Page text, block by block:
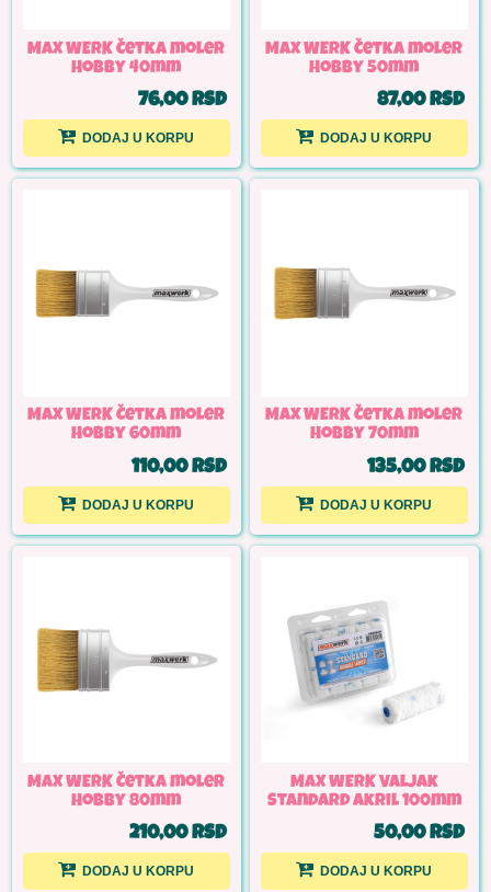
MAX WERK Četka moler
Hobby 40mm
76,00 RSD
DODAJ U KORPU
MAX WERK Četka moler
Hobby 50mm
87,00 RSD
DODAJ U KORPU
MAX WERK Četka moler
Hobby 60mm
110,00 RSD
DODAJ U KORPU
MAX WERK Četka moler
Hobby 70mm
135,00 RSD
DODAJ U KORPU
MAX WERK Četka moler
Hobby 80mm
210,00 RSD
DODAJ U KORPU
MAX WERK Valjak
Standard akril 100mm
50,00 RSD
DODAJ U KORPU